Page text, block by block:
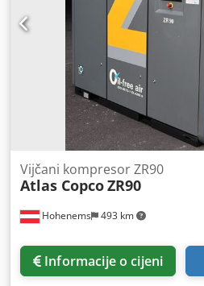
Hohenems 493 km
Vijčani kompresor ZR90
Atlas CopcoZR90
Informacije o cijeni